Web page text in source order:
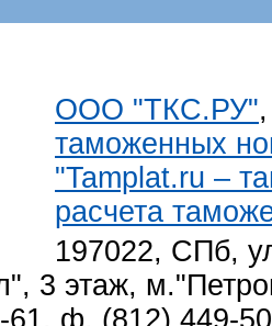
ООО "ТКС.РУ"
таможенных
"Tamplat.ru –
расчета
197022, СПб,
3 этаж,
61, ф. (812) 449-